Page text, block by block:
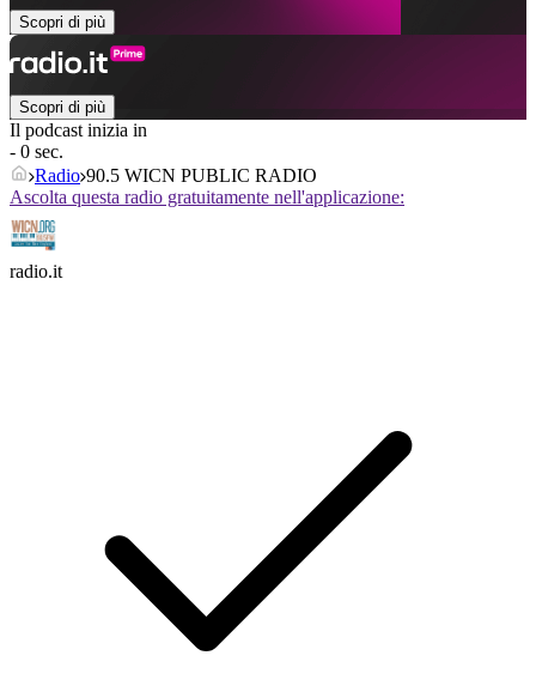
Scopri di più
Scopri di più
Il podcast inizia in
- 0 sec.
Radio 90.5 WICN PUBLIC RADIO
Ascolta questa radio gratuitamente nell'applicazione:
radio.it